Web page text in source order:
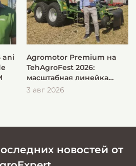
ani
Agromotor Premium на
TehAgroFest 2026:
масштабная линейка
KRONE для быстрой и
3 авг 2026
новостей от